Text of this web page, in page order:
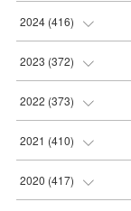
(36
(37
(42
(56
(37
(35
(36
2024 (416)
(38
(39
(38
(36
2023 (372)
(31
(30
(30
2022 (373)
(31
(33
2021 (410)
(32
2020 (417)